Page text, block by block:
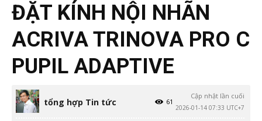
ĐẶT KÍNH NỘI NHÃN
ACRIVA TRINOVA PRO C
PUPIL ADAPTIVE
tổng hợp Tin tức
Cập nhật lần cuối
2026-01-14 07:33 UTC+7
61